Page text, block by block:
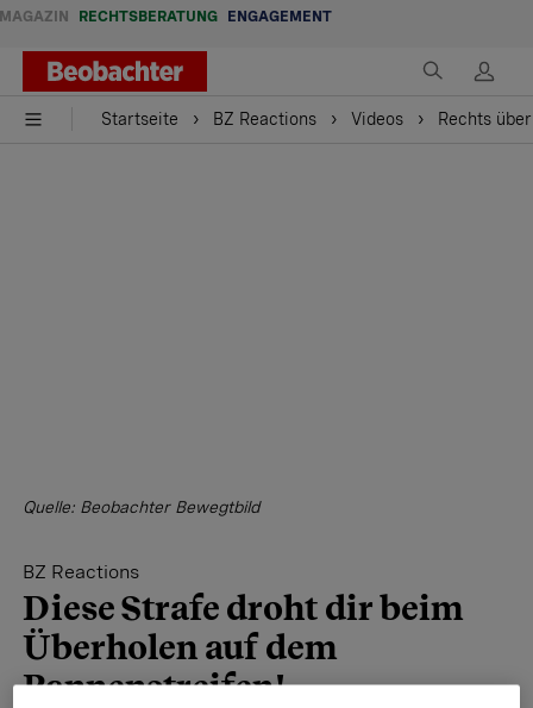
MAGAZIN RECHTSBERATUNG ENGAGEMENT
Startseite BZ Reactions Videos Rechts
Quelle: Beobachter Bewegtbild
BZ Reactions
Diese Strafe droht dir beim
Überholen auf dem
Pannenstreifen!